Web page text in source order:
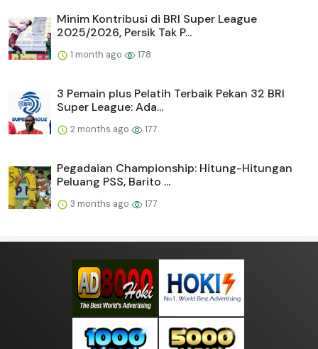
Minim Kontribusi di BRI Super League
2025/2026, Persik Tak P...
1 month ago 178
3 Pemain plus Pelatih Terbaik Pekan 32 BRI
Super League: Ada...
2 months ago 177
Pegadaian Championship: Hitung-Hitungan
Peluang PSS, Barito ...
3 months ago 177